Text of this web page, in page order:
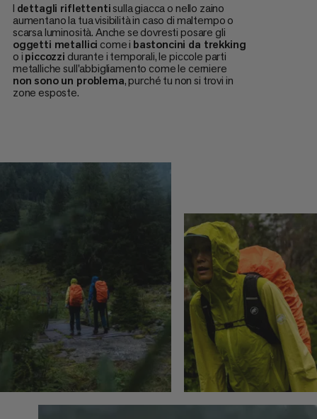
I dettagli riflettentisulla giacca o nello zaino
aumentano la tua visibilità in caso di maltempo o
scarsa luminosità. Anche se dovresti posare gli
oggetti metallici come i bastoncini da trekking
o ipiccozzi durante i temporali, le piccole parti
metalliche sull'abbigliamento come le cerniere
non sono un problema, purché tu non si trovi in
zone esposte.